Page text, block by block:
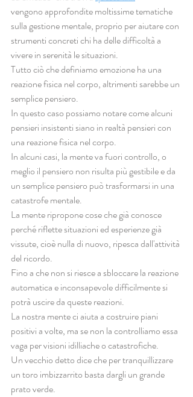
vengono approfondite moltissime tematiche
sulla gestione mentale, proprio per aiutare con
strumenti concreti chi ha delle difficoltà a
vivere in serenità le situazioni.
Tutto ciò che definiamo emozione ha una
reazione fisica nel corpo, altrimenti sarebbe un
semplice pensiero.
In questo caso possiamo notare come alcuni
pensieri insistenti siano in realtà pensieri con
una reazione fisica nel corpo.
In alcuni casi, la mente va fuori controllo, o
meglio il pensiero non risulta più gestibile e da
un semplice pensiero può trasformarsi in una
catastrofe mentale.
La mente ripropone cose che già conosce
perché riflette situazioni ed esperienze già
vissute, cioè nulla di nuovo, ripesca dall'attività
del ricordo.
Fino a che non si riesce a sbloccare la reazione
automatica e inconsapevole difficilmente si
potrà uscire da queste reazioni.
La nostra mente ci aiuta a costruire piani
positivi a volte, ma se non la controlliamo essa
vaga per visioni idilliache o catastrofiche.
Un vecchio detto dice che per tranquillizzare
un toro imbizzarrito basta dargli un grande
prato verde.